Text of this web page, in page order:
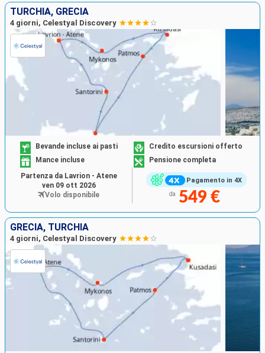
TURCHIA, GRECIA
4 giorni, Celestyal Discovery
Pagamento in 4X
Bevande incluse ai pasti
Credito escursioni offerto
Mance incluse
Pensione completa
da 549 €
Partenza da Lavrion - Atene
ven 09 ott 2026
Volo disponibile
GRECIA, TURCHIA
4 giorni, Celestyal Discovery